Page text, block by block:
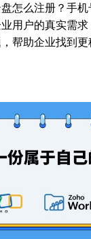
怎么注册？手
用户的真实需
帮助企业找到